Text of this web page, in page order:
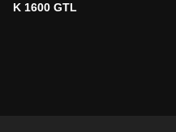
K 1600 GTL